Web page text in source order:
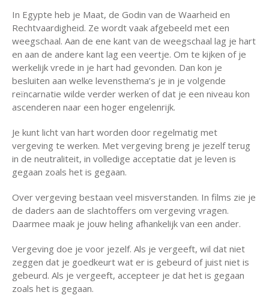
In Egypte heb je Maat, de Godin van de Waarheid en
Rechtvaardigheid. Ze wordt vaak afgebeeld met een
weegschaal. Aan de ene kant van de weegschaal lag je hart
en aan de andere kant lag een veertje. Om te kijken of je
werkelijk vrede in je hart had gevonden. Dan kon je
besluiten aan welke levensthema’s je in je volgende
reïncarnatie wilde verder werken of dat je een niveau kon
ascenderen naar een hoger engelenrijk.
Je kunt licht van hart worden door regelmatig met
vergeving te werken. Met vergeving breng je jezelf terug
in de neutraliteit, in volledige acceptatie dat je leven is
gegaan zoals het is gegaan.
Over vergeving bestaan veel misverstanden. In films zie je
de daders aan de slachtoffers om vergeving vragen.
Daarmee maak je jouw heling afhankelijk van een ander.
Vergeving doe je voor jezelf. Als je vergeeft, wil dat niet
zeggen dat je goedkeurt wat er is gebeurd of juist niet is
gebeurd. Als je vergeeft, accepteer je dat het is gegaan
zoals het is gegaan.